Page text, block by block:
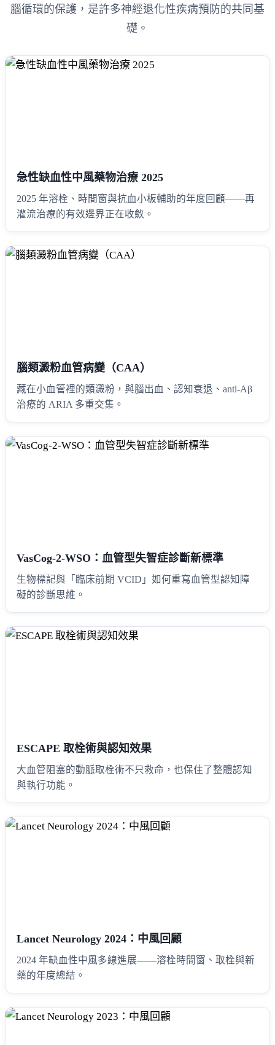
腦循環的保護，是許多神經退化性疾病預防的共同基
礎。
急性缺血性中風藥物治療 2025
2025 年溶栓、時間窗與抗血小板輔助的年度回顧——再
灌流治療的有效邊界正在收斂。
腦類澱粉血管病變（CAA）
藏在小血管裡的類澱粉，與腦出血、認知衰退、anti-Aβ
治療的 ARIA 多重交集。
VasCog-2-WSO：血管型失智症診斷新標準
生物標記與「臨床前期 VCID」如何重寫血管型認知障
礙的診斷思維。
ESCAPE 取栓術與認知效果
大血管阻塞的動脈取栓術不只救命，也保住了整體認知
與執行功能。
Lancet Neurology 2024：中風回顧
2024 年缺血性中風多線進展——溶栓時間窗、取栓與新
藥的年度總結。